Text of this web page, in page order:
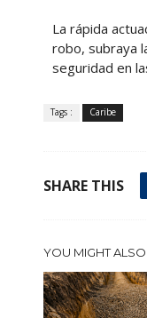
La rápida
robo, subraya
seguridad en
Tags : Caribe
SHARE THIS
YOU MIGHT ALSO